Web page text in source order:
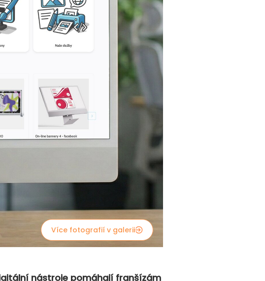
Více fotografií v galerii
nástroje pomáhají franšízám